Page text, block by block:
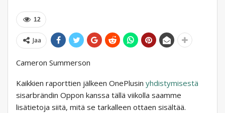
12
Jaa
Cameron Summerson
Kaikkien raporttien jälkeen OnePlusin yhdistymisestä
sisarbrändin Oppon kanssa tällä viikolla saamme
lisätietoja siitä, mitä se tarkalleen ottaen sisältää.